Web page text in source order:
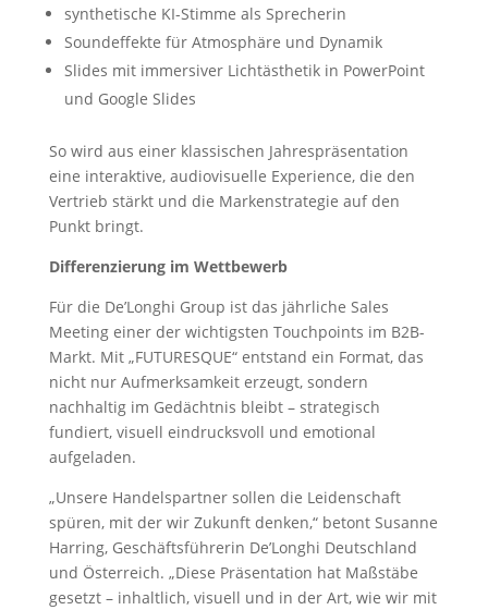
synthetische KI-Stimme als Sprecherin
Soundeffekte für Atmosphäre und Dynamik
Slides mit immersiver Lichtästhetik in PowerPoint
und Google Slides
So wird aus einer klassischen Jahrespräsentation
eine interaktive, audiovisuelle Experience, die den
Vertrieb stärkt und die Markenstrategie auf den
Punkt bringt.
Differenzierung im Wettbewerb
Für die De’Longhi Group ist das jährliche Sales
Meeting einer der wichtigsten Touchpoints im B2B-
Markt. Mit „FUTURESQUE“ entstand ein Format, das
nicht nur Aufmerksamkeit erzeugt, sondern
nachhaltig im Gedächtnis bleibt – strategisch
fundiert, visuell eindrucksvoll und emotional
aufgeladen.
„Unsere Handelspartner sollen die Leidenschaft
spüren, mit der wir Zukunft denken,“ betont Susanne
Harring, Geschäftsführerin De’Longhi Deutschland
und Österreich. „Diese Präsentation hat Maßstäbe
gesetzt – inhaltlich, visuell und in der Art, wie wir mit